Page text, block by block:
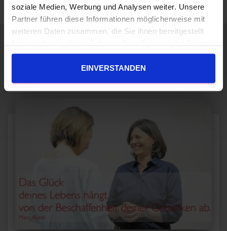
soziale Medien, Werbung und Analysen weiter. Unsere
Partner führen diese Informationen möglicherweise mit
weiteren Daten zusammen, die Sie ihnen bereitgestellt
gesammelt haben.
EINVERSTANDEN
Verwandte Beiträge